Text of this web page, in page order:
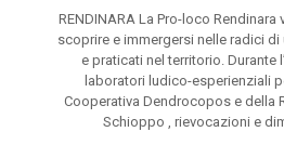
RENDINARA La Pro-loco
scoprire e immergersi nelle radici
e praticati nel territorio. Durante
laboratori ludico-esperienziali
Cooperativa Dendrocopos e della
Schioppo , rievocazioni e